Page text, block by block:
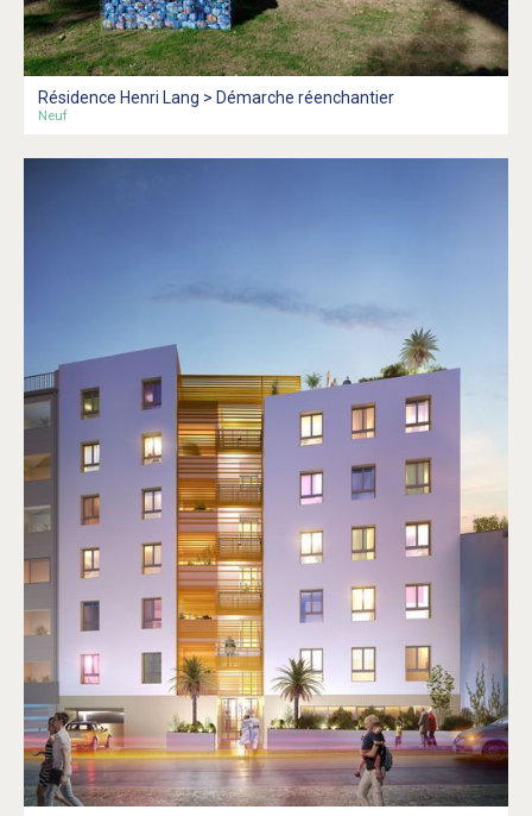
Résidence Henri Lang > Démarche réenchantier
Neuf